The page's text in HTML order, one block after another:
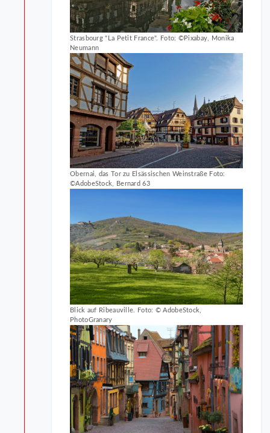
Strasbourg "La Petit France". Foto: ©Pixabay, Monika
Neumann
Obernai, das Tor zu Elsässischen Weinstraße Foto:
©AdobeStock, Bernard 63
Blick auf Ribeauville. Foto: © AdobeStock,
PhotoGranary